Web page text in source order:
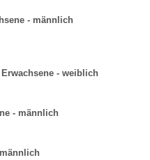
- männlich
- weiblich
- männlich